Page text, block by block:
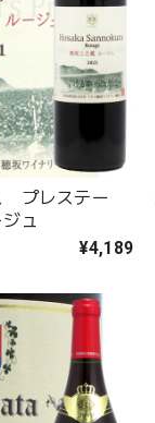
プレステー
ュ
¥4,189